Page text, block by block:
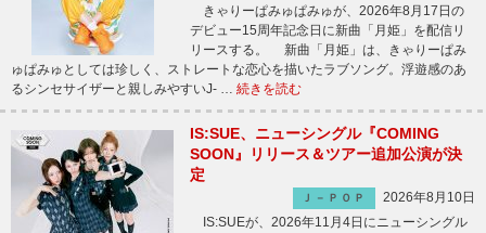
きゃりーぱみゅぱみゅが、2026年8月17日の
デビュー15周年記念日に新曲「月姫」を配信リ
リースする。 新曲「月姫」は、きゃりーぱみ
ゅぱみゅとしては珍しく、ストレートな恋心を描いたラブソング。浮遊感のあ
るシンセサイザーと親しみやすいJ- … 続きを読む
IS:SUE、ニューシングル『COMING
SOON』リリース＆ツアー追加公演が決
定
Ｊ－ＰＯＰ
2026年8月10日
IS:SUEが、2026年11月4日にニューシングル